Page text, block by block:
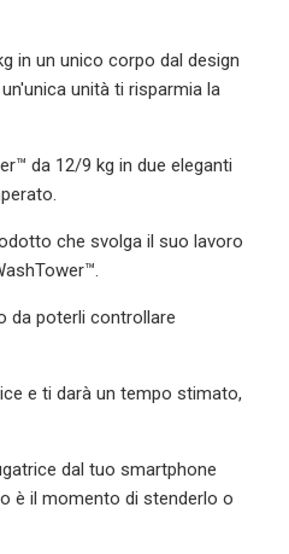
in un unico corpo dal design
unità ti risparmia la
da 12/9 kg in due eleganti
che svolga il suo lavoro
da poterli controllare
e ti darà un tempo stimato,
dal tuo smartphone
è il momento di stenderlo o